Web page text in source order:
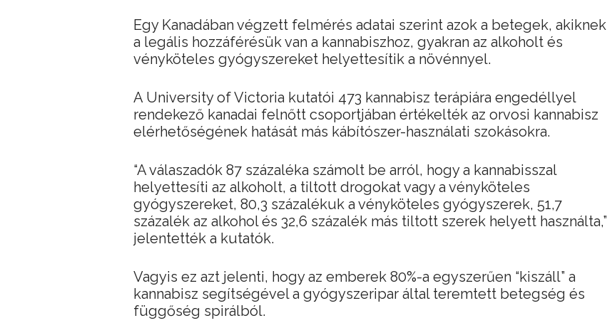
Egy Kanadában végzett felmérés adatai szerint azok a betegek, akiknek
a legális hozzáférésük van a kannabiszhoz, gyakran az alkoholt és
vényköteles gyógyszereket helyettesítik a növénnyel.
A University of Victoria kutatói 473 kannabisz terápiára engedéllyel
rendekező kanadai felnőtt csoportjában értékelték az orvosi kannabisz
elérhetőségének hatását más kábítószer-használati szokásokra.
“A válaszadók 87 százaléka számolt be arról, hogy a kannabisszal
helyettesíti az alkoholt, a tiltott drogokat vagy a vényköteles
gyógyszereket, 80,3 százalékuk a vényköteles gyógyszerek, 51,7
százalék az alkohol és 32,6 százalék más tiltott szerek helyett használta,”
jelentették a kutatók.
Vagyis ez azt jelenti, hogy az emberek 80%-a egyszerűen “kiszáll” a
kannabisz segítségével a gyógyszeripar által teremtett betegség és
függőség spirálból.